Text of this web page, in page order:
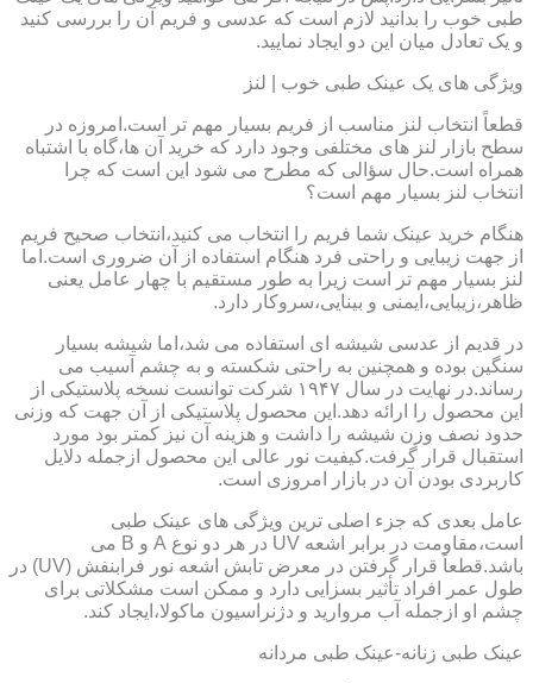
طبی خوب را بدانید لازم است که عدسی و فریم آن را بررسی کنید
و یک تعادل میان این دو ایجاد نمایید.
ویژگی های یک عینک طبی خوب | لنز
قطعاً انتخاب لنز مناسب از فریم بسیار مهم تر است.امروزه در
سطح بازار لنز های مختلفی وجود دارد که خرید آن ها،گاه با اشتباه
همراه است.حال سؤالی که مطرح می شود این است که چرا
انتخاب لنز بسیار مهم است؟
هنگام خرید عینک شما فریم را انتخاب می کنید،انتخاب صحیح فریم
از جهت زیبایی و راحتی فرد هنگام استفاده از آن ضروری است.اما
لنز بسیار مهم تر است زیرا به طور مستقیم با چهار عامل یعنی
ظاهر،زیبایی،ایمنی و بینایی،سروکار دارد.
در قدیم از عدسی شیشه ای استفاده می شد،اما شیشه بسیار
سنگین بوده و همچنین به راحتی شکسته و به چشم آسیب می
رساند.در نهایت در سال ۱۹۴۷ شرکت توانست نسخه پلاستیکی از
این محصول را ارائه دهد.این محصول پلاستیکی از آن جهت که وزنی
حدود نصف وزن شیشه را داشت و هزینه آن نیز کمتر بود مورد
استقبال قرار گرفت.کیفیت نور عالی این محصول ازجمله دلایل
کاربردی بودن آن در بازار امروزی است.
عامل بعدی که جزء اصلی ترین ویژگی های عینک طبی
است،مقاومت در برابر اشعه UV در هر دو نوع A و B می
باشد.قطعاً قرار گرفتن در معرض تابش اشعه نور فرابنفش (UV) در
طول عمر افراد تأثیر بسزایی دارد و ممکن است مشکلاتی برای
چشم او ازجمله آب مروارید و دژنراسیون ماکولا،ایجاد کند.
عینک طبی زنانه-عینک طبی مردانه